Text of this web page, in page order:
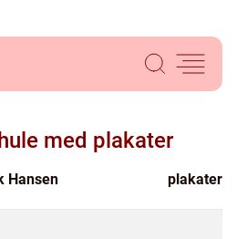
med plakater
Hansen plakater